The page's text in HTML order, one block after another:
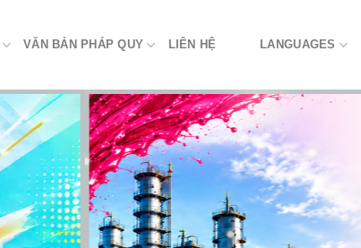
VĂN BẢN PHÁP QUY LIÊN HỆ LANGUAGES